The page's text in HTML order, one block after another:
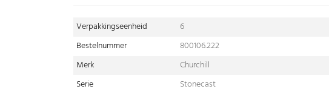
Verpakkingseenheid
6
Bestelnummer
800106.222
Merk
Churchill
Serie
Stonecast